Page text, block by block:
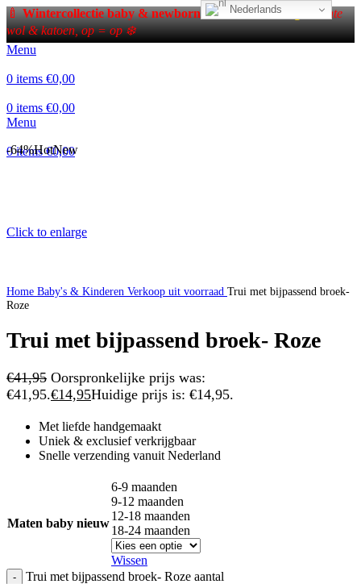
🍼Wintercollectie baby & newborn – tot50% korting!
Zachte
wol & katoen, op = op ❄️
Menu
0 items €0,00
0 items €0,00
Menu
0items €0,00
-64%HotNew
Click to enlarge
Home Baby's & Kinderen Verkoop uit voorraad Trui met bijpassend broek-
Roze
Trui met bijpassend broek- Roze
€41,95 Oorspronkelijke prijs was:
€41,95.€14,95Huidige prijs is: €14,95.
Met liefde handgemaakt
Uniek & exclusief verkrijgbaar
Snelle verzending vanuit Nederland
Maten baby nieuw
6-9 maanden
9-12 maanden
12-18 maanden
18-24 maanden
Wissen
Trui met bijpassend broek- Roze aantal
Nederlands